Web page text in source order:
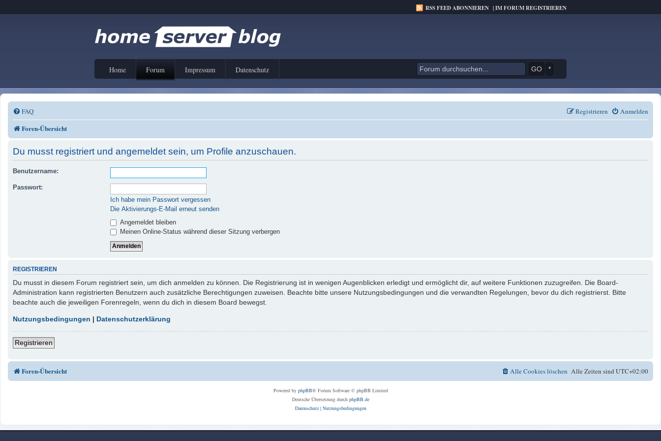
RSS FEED ABONNIEREN |IM FORUM REGISTRIEREN
Home Forum Impressum Datenschutz *
FAQ Anmelden
Registrieren
Foren-Übersicht
Du musst registriert und angemeldet sein, um Profile anzuschauen.
Benutzername:
Passwort:
Ich habe mein Passwort vergessen
Die Aktivierungs-E-Mail erneut senden
Angemeldet bleiben
Meinen Online-Status während dieser Sitzung verbergen
REGISTRIEREN
Du musst in diesem Forum registriert sein, um dich anmelden zu können. Die Registrierung ist in wenigen Augenblicken erledigt und ermöglicht dir, auf weitere Funktionen zuzugreifen. Die Board-
Administration kann registrierten Benutzern auch zusätzliche Berechtigungen zuweisen. Beachte bitte unsere Nutzungsbedingungen und die verwandten Regelungen, bevor du dich registrierst. Bitte
beachte auch die jeweiligen Forenregeln, wenn du dich in diesem Board bewegst.
Nutzungsbedingungen | Datenschutzerklärung
Registrieren
Foren-Übersicht Alle Zeiten sindUTC+02:00
Alle Cookies löschen
Powered by phpBB® Forum Software © phpBB Limited
Deutsche Übersetzung durch phpBB.de
Datenschutz| Nutzungsbedingungen